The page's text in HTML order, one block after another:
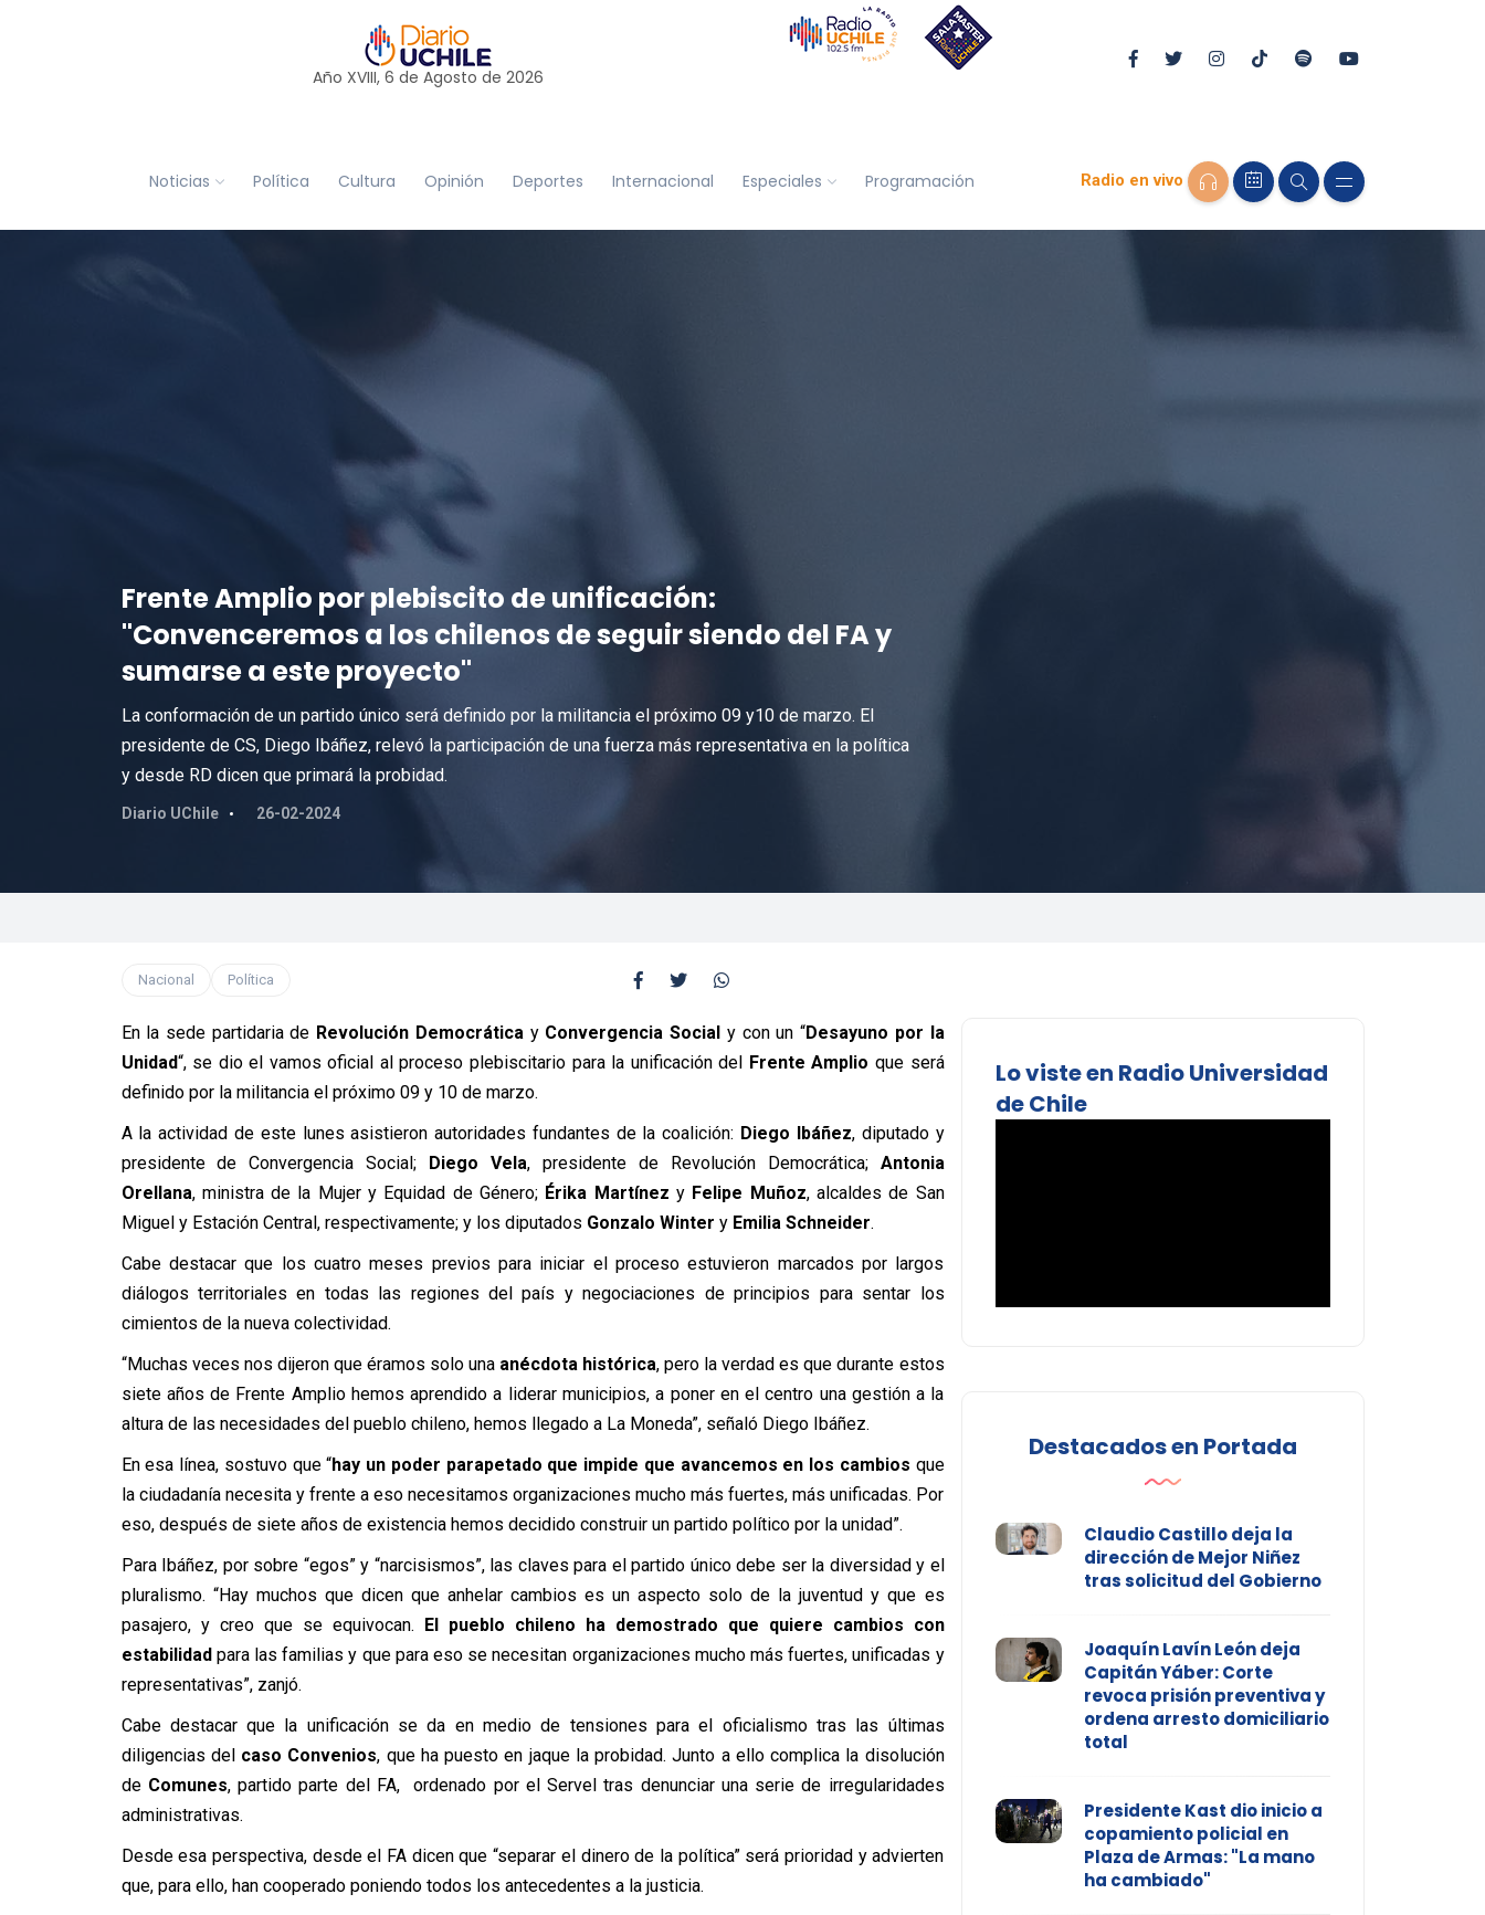
Año XVIII, 6 de Agosto de 2026
Noticias Política Cultura Opinión Deportes Internacional Especiales Programación Radio en vivo
Frente Amplio por plebiscito de unificación:
"Convenceremos a los chilenos de seguir siendo del FA y
sumarse a este proyecto"
La conformación de un partido único será definido por la militancia el próximo 09 y10 de marzo. El
presidente de CS, Diego Ibáñez, relevó la participación de una fuerza más representativa en la política
y desde RD dicen que primará la probidad.
Diario UChile 26-02-2024
Nacional Política
En la sede partidaria de Revolución Democráticay Convergencia Social y con un “Desayuno por la
Unidad“, se dio el vamos oficial al proceso plebiscitario para la unificación del Frente Amplio que será
definido por la militancia el próximo 09 y 10 de marzo.
A la actividad de este lunes asistieron autoridades fundantes de la coalición: Diego Ibáñez, diputado y
presidente de Convergencia Social; Diego Vela, presidente de Revolución Democrática; Antonia
Orellana, ministra de la Mujer y Equidad de Género; Érika Martínez y Felipe Muñoz, alcaldes de San
Miguel y Estación Central, respectivamente; y los diputados Gonzalo Winter y Emilia Schneider.
Cabe destacar que los cuatro meses previos para iniciar el proceso estuvieron marcados por largos
diálogos territoriales en todas las regiones del país y negociaciones de principios para sentar los
cimientos de la nueva colectividad.
“Muchas veces nos dijeron que éramos solo una anécdota histórica, pero la verdad es que durante estos
siete años de Frente Amplio hemos aprendido a liderar municipios, a poner en el centro una gestión a la
altura de las necesidades del pueblo chileno, hemos llegado a La Moneda”, señaló Diego Ibáñez.
En esa línea, sostuvo que “hay un poder parapetado que impide que avancemos en los cambios que
la ciudadanía necesita y frente a eso necesitamos organizaciones mucho más fuertes, más unificadas. Por
eso, después de siete años de existencia hemos decidido construir un partido político por la unidad”.
Para Ibáñez, por sobre “egos” y “narcisismos”, las claves para el partido único debe ser la diversidad y el
pluralismo. “Hay muchos que dicen que anhelar cambios es un aspecto solo de la juventud y que es
pasajero, y creo que se equivocan. El pueblo chileno ha demostrado que quiere cambios con
estabilidadpara las familias y que para eso se necesitan organizaciones mucho más fuertes, unificadas y
representativas”, zanjó.
Cabe destacar que la unificación se da en medio de tensiones para el oficialismo tras las últimas
diligencias del caso Convenios, que ha puesto en jaque la probidad. Junto a ello complica la disolución
de Comunes, partido parte del FA, ordenado por el Servel tras denunciar una serie de irregularidades
administrativas.
Desde esa perspectiva, desde el FA dicen que “separar el dinero de la política” será prioridad y advierten
que, para ello, han cooperado poniendo todos los antecedentes a la justicia.
Lo viste en Radio Universidad
de Chile
Destacados en Portada
Claudio Castillo deja la
dirección de Mejor Niñez
tras solicitud del Gobierno
Joaquín Lavín León deja
Capitán Yáber: Corte
revoca prisión preventiva y
ordena arresto domiciliario
total
Presidente Kast dio inicio a
copamiento policial en
Plaza de Armas: "La mano
ha cambiado"